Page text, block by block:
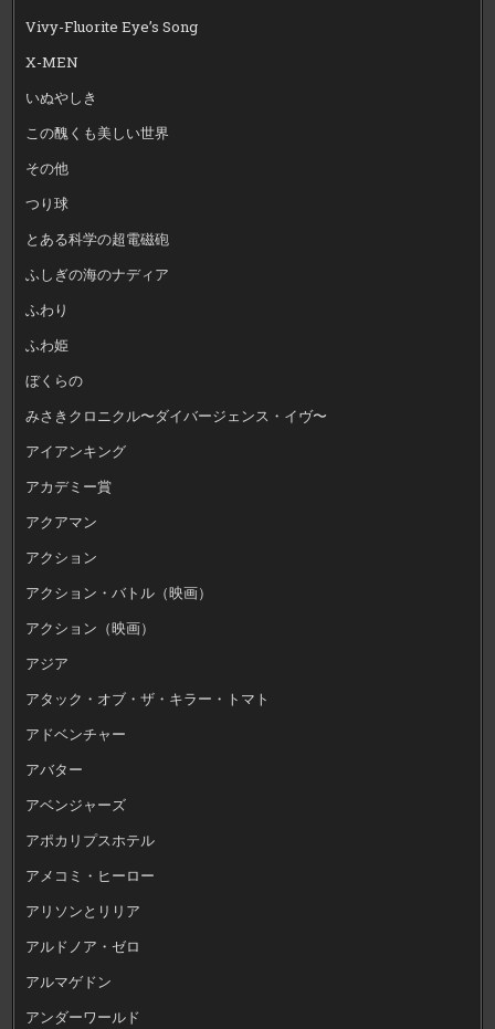
Vivy-Fluorite Eye’s Song
X-MEN
いぬやしき
この醜くも美しい世界
その他
つり球
とある科学の超電磁砲
ふしぎの海のナディア
ふわり
ふわ姫
ぼくらの
みさきクロニクル〜ダイバージェンス・イヴ〜
アイアンキング
アカデミー賞
アクアマン
アクション
アクション・バトル（映画）
アクション（映画）
アジア
アタック・オブ・ザ・キラー・トマト
アドベンチャー
アバター
アベンジャーズ
アポカリプスホテル
アメコミ・ヒーロー
アリソンとリリア
アルドノア・ゼロ
アルマゲドン
アンダーワールド